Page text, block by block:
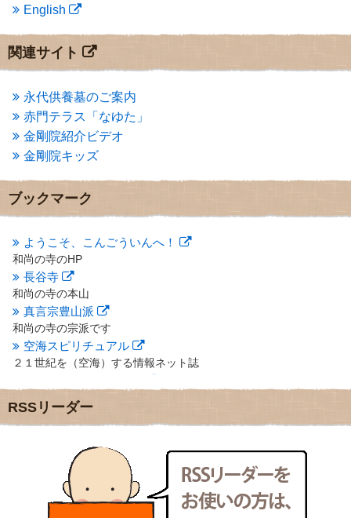
2013年9月(4)
2013年7月
(7)
2013年6月 (6)
2013年5月(13)
2013年4月(1)
2013年3月
(4)
2013年2月(6)
2013年1月(6)
2012年12月(7)
2012年10月(5)
2012年9月
(8)
2012年7月
(10)
2012年6月(14)
2012年5月
2012年4月(16)
2012年3月 (17)
2012年2月(20)
2012年1月(25)
2011年12月(22)
2011年11月(28)
2011年10月(31)
2011年9月(24)
2011年8月(21)
2011年6月(13)
2011年5月
2011年4月
(17)
2011年3月(15)
English
関連サイト
永代供養墓のご案内
赤門テラス「なゆた」
金剛院紹介ビデオ
金剛院キッズ
ブックマーク
ようこそ、こんごういんへ！
和尚の寺のHP
長谷寺
和尚の寺の本山
真言宗豊山派
和尚の寺の宗派です
空海スピリチュアル
２１世紀を（空海）する情報ネット誌
地域のライターさんです
小豆島 圓満寺
新聞屋の道具箱
新聞社で使われる用語の解説など
makotoさんの御符内巡礼記
東京の巡礼記です
RSSリーダー